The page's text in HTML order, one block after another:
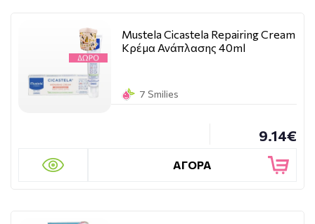
Mustela Cicastela Repairing Cream
Κρέμα Ανάπλασης 40ml
7 Smilies
9.14€
ΑΓΟΡΑ